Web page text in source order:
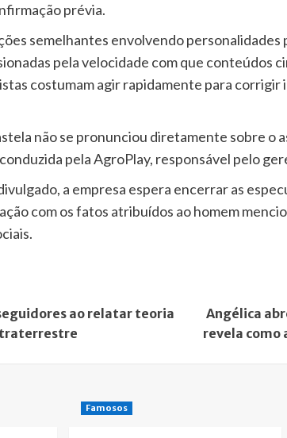
prévia.
semelhantes envolvendo personalidades
pela velocidade com que conteúdos
costumam agir rapidamente para
não se pronunciou diretamente sobre o
pela AgroPlay, responsável pelo
a empresa espera encerrar as
com os fatos atribuídos ao homem
ao relatar teoria
Angélica
revela como
Famosos